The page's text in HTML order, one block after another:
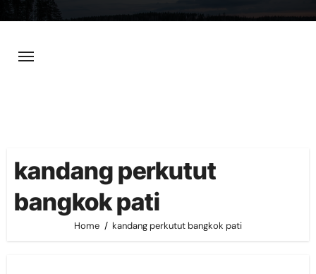
content
kandang perkutut
bangkok pati
Home kandang perkutut bangkok pati